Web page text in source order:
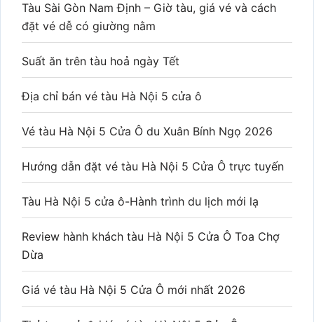
Tàu Sài Gòn Nam Định – Giờ tàu, giá vé và cách
đặt vé dễ có giường nằm
Suất ăn trên tàu hoả ngày Tết
Địa chỉ bán vé tàu Hà Nội 5 cửa ô
Vé tàu Hà Nội 5 Cửa Ô du Xuân Bính Ngọ 2026
Hướng dẫn đặt vé tàu Hà Nội 5 Cửa Ô trực tuyến
Tàu Hà Nội 5 cửa ô-Hành trình du lịch mới lạ
Review hành khách tàu Hà Nội 5 Cửa Ô Toa Chợ
Dừa
Giá vé tàu Hà Nội 5 Cửa Ô mới nhất 2026